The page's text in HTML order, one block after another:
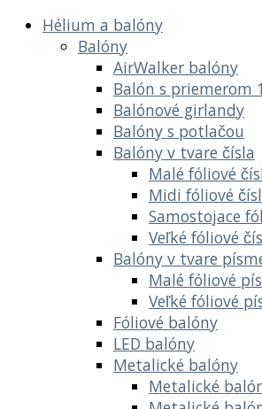
Hélium a balóny
Balóny
AirWalker balóny
Balón s priemerom
Balónové girlandy
Balóny s potlačou
Balóny v tvare čísla
Malé fóliové
Midi fóliové
Samostojace
Veľké fóliové
Balóny v tvare
Malé fóliové
Veľké fóliové
Fóliové balóny
LED balóny
Metalické balóny
Metalické